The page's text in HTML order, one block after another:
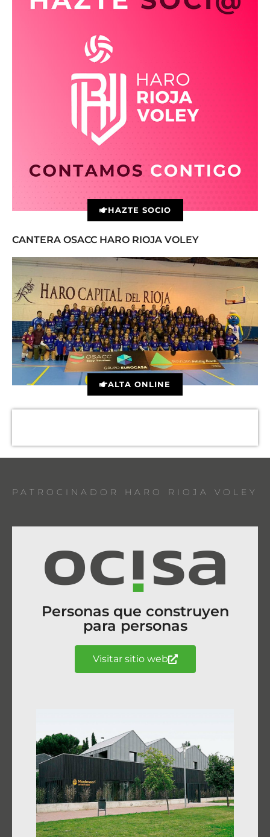
HAZTE SOCIO
CANTERA OSACC HARO RIOJA VOLEY
ALTA ONLINE
PATROCINADOR HARO RIOJA VOLEY
Personas que construyen
para personas
Visitar sitio web